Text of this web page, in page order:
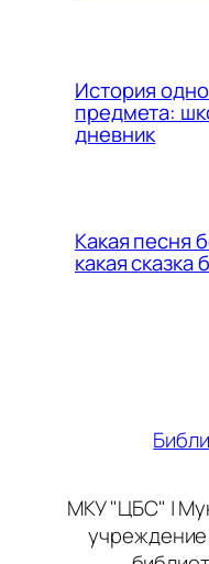
История
предмета:
дневник
Какая песня
какая сказка
МКУ "ЦБС" |